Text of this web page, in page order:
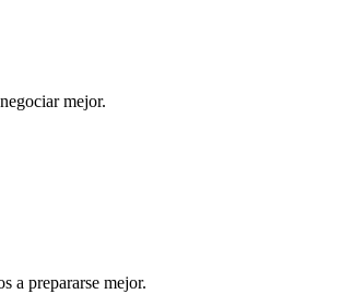
mejor.
a prepararse mejor.